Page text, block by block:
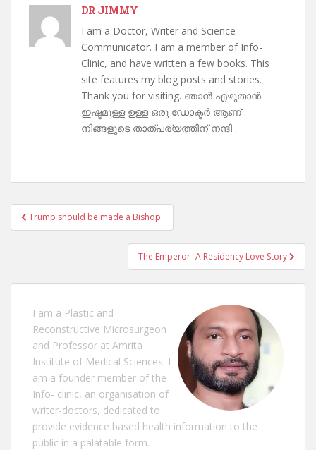
DR JIMMY
I am a Doctor, Writer and Science
Communicator. I am a member of Info-
Clinic, and have written a few books. This
site features my blog posts and stories.
Thank you for visiting. ഞാൻ എഴുതാൻ
ഇഷ്ടമുള്ള ഉള്ള ഒരു ഡോക്ടർ ആണ് .
നിങ്ങളുടെ താത്പര്യത്തിന് നന്ദി .
Post
navigation
Trump should be made a Bishop.
The Emperor- A Residency Love Story
I am a Plastic and
Reconstructive Microsurgeon
and Professor at Amrita
Institute of Medical Sciences. I
am a founder member of the
Info- clinic, an organisation of
writer-doctors, dedicated to
provide evidence based health information to the
public in a palatable form.